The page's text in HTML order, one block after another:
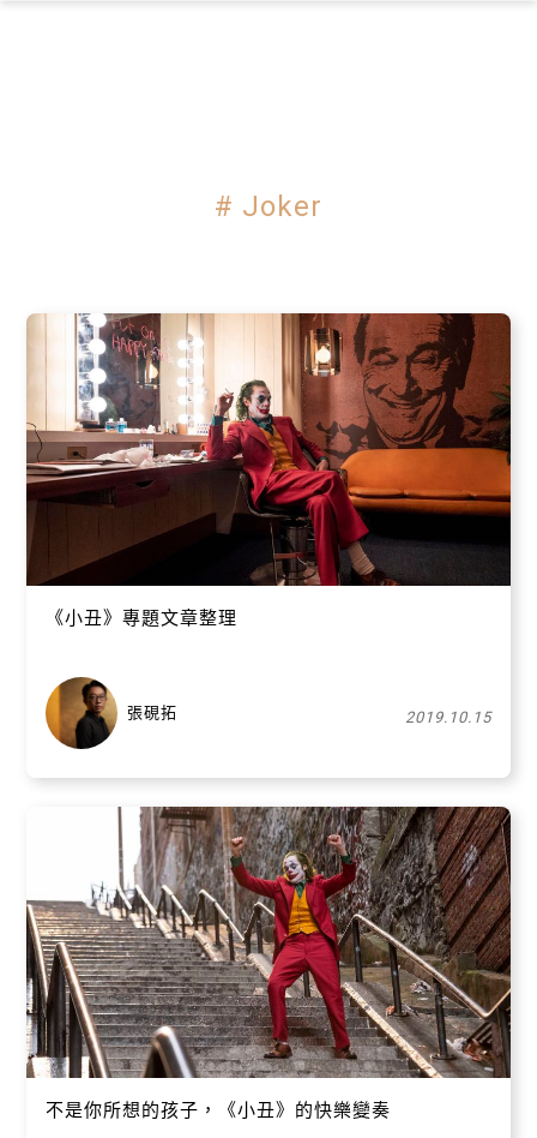
# Joker
《小丑》專題文章整理
張硯拓 2019.10.15
不是你所想的孩子，《小丑》的快樂變奏